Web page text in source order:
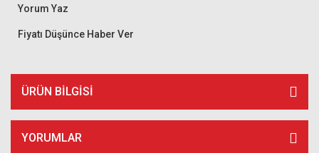
Yorum Yaz
Fiyatı Düşünce Haber Ver
ÜRÜN BILGISI
YORUMLAR